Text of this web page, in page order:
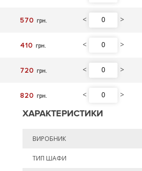
570 грн. < >
410 грн. < >
720 грн. < >
820 грн. < >
ХАРАКТЕРИСТИКИ
ВИРОБНИК
ТИП ШАФИ